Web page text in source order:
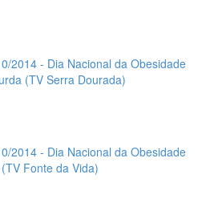
2014 - Dia Nacional da Obesidade
(TV Serra Dourada)
2014 - Dia Nacional da Obesidade
Fonte da Vida)